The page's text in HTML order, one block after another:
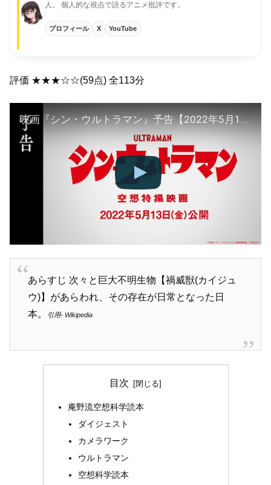
人。
個人的な視点で語るアニメ批評です。
プロフィール X YouTube
評価 ★★★☆☆(59点) 全113分
映画『シン・ウルトラマン』予告【2022年5月13日（金）公開】
あらすじ 次々と巨大不明生物【禍威獣(カイジュ
ウ)】があらわれ、その存在が日常となった日
本。
引用- Wikipedia
目次
庵野流空想科学読本
ダイジェスト
カメラワーク
ウルトラマン
空想科学読本